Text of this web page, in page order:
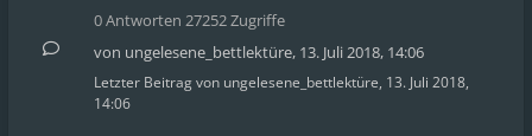
0 Antworten 27252 Zugriffe
von ungelesene_bettlektüre, 13. Juli 2018, 14:06
Letzter Beitrag von ungelesene_bettlektüre, 13. Juli 2018,
14:06